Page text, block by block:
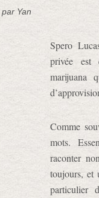
par Yan
Spero
privée est
marijuana
Comme
mots.
raconter
toujours, et
particulier